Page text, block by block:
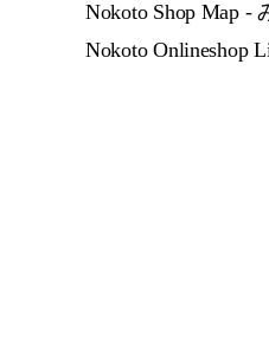
Nokoto Shop Map -
Nokoto Onlineshop